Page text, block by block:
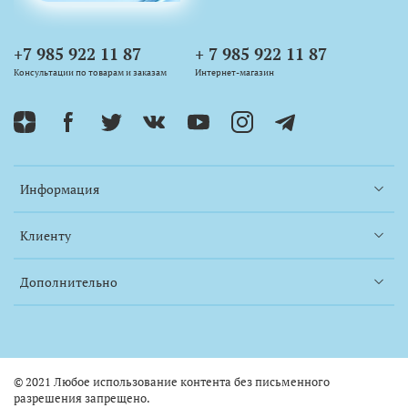
Информация
Клиенту
Дополнительно
+7 985 922 11 87
Консультации по товарам и заказам
+ 7 985 922 11 87
Интернет-магазин
© 2021 Любое использование контента без письменного
разрешения запрещено.